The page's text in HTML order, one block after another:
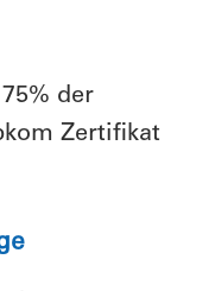
der
Zertifikat